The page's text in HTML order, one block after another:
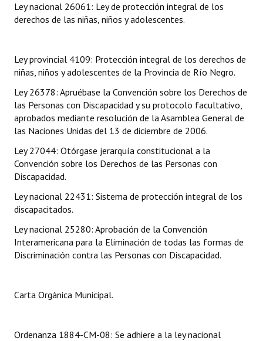
Actas de Sesión
Ejecución Presupuestaria
NORMATIVA
Comunicaciones
Declaraciones
Resoluciones
Resoluciones de Presidencia
INSTITUCIONAL
Antiguos Pobladores
Datos Históricos
Ley nacional 26061: Ley de protección integral de los
derechos de las niñas, niños y adolescentes.
Ley provincial 4109: Protección integral de los derechos de
niñas, niños y adolescentes de la Provincia de Río Negro.
Ley 26378: Apruébase la Convención sobre los Derechos de
las Personas con Discapacidad y su protocolo facultativo,
aprobados mediante resolución de la Asamblea General de
las Naciones Unidas del 13 de diciembre de 2006.
Ley 27044: Otórgase jerarquía constitucional a la
Convención sobre los Derechos de las Personas con
Discapacidad.
Ley nacional 22431: Sistema de protección integral de los
discapacitados.
Ley nacional 25280: Aprobación de la Convención
Interamericana para la Eliminación de todas las formas de
Discriminación contra las Personas con Discapacidad.
Carta Orgánica Municipal.
Ordenanza 1884-CM-08: Se adhiere a la ley nacional